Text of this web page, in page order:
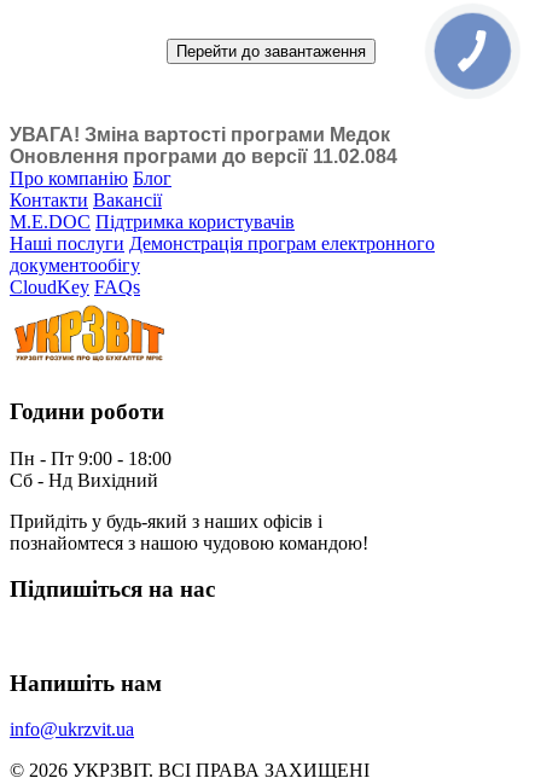
Перейти до завантаження
УВАГА! Зміна вартості програми Медок
Оновлення програми до версії 11.02.084
Про компанію Блог
Контакти Вакансії
M.E.DOC Підтримка користувачів
Наші послуги Демонстрація програм електронного
документообігу
CloudKey FAQs
Години роботи
Пн - Пт 9:00 - 18:00
Сб - Нд Вихідний
Прийдіть у будь-який з наших офісів і
познайомтеся з нашою чудовою командою!
Підпишіться на нас
Напишіть нам
info@ukrzvit.ua
© 2026 УКРЗВIТ. ВСI ПРАВА ЗАХИЩЕНI